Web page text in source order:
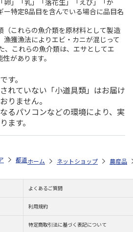
卵」「乳」「落花生」「えび」「か
ー特定8品目を含んでいる場合に品目名
これらの魚介類を原材料として製造
漁獲漁法によりエビ・カニが混じって
、これらの魚介類は、エサとしてエ
があります。
す。
れていない「小道具類」はお届け
りません。
るパソコンなどの環境により、実
ます。
都道府県から探す 山梨県 ハウスシ
ホーム ネットショップ 農産品
よくあるご質問
利用規約
特定商取引法に基づく表記について